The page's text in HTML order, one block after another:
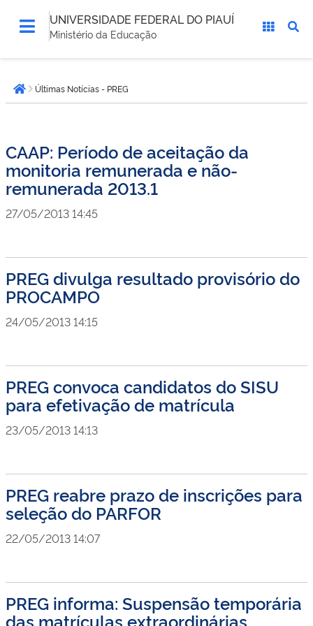
UNIVERSIDADE FEDERAL DO PIAUÍ
Ministério da Educação
está
aqui:Página inicial
Últimas Notícias - PREG
CAAP: Período de aceitação da
monitoria remunerada e não-
remunerada 2013.1
27/05/2013 14:45
PREG divulga resultado provisório do
PROCAMPO
24/05/2013 14:15
PREG convoca candidatos do SISU
para efetivação de matrícula
23/05/2013 14:13
PREG reabre prazo de inscrições para
seleção do PARFOR
22/05/2013 14:07
PREG informa: Suspensão temporária
das matrículas extraordinárias